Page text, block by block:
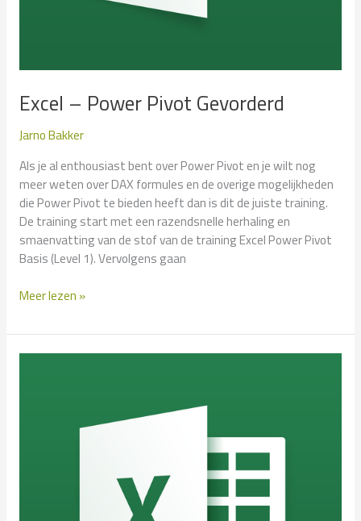
Excel – Power Pivot Gevorderd
Jarno Bakker
Als je al enthousiast bent over Power Pivot en je wilt nog
meer weten over DAX formules en de overige mogelijkheden
die Power Pivot te bieden heeft dan is dit de juiste training.
De training start met een razendsnelle herhaling en
smaenvatting van de stof van de training Excel Power Pivot
Basis (Level 1). Vervolgens gaan
Excel
Power
Pivot
Meer lezen »